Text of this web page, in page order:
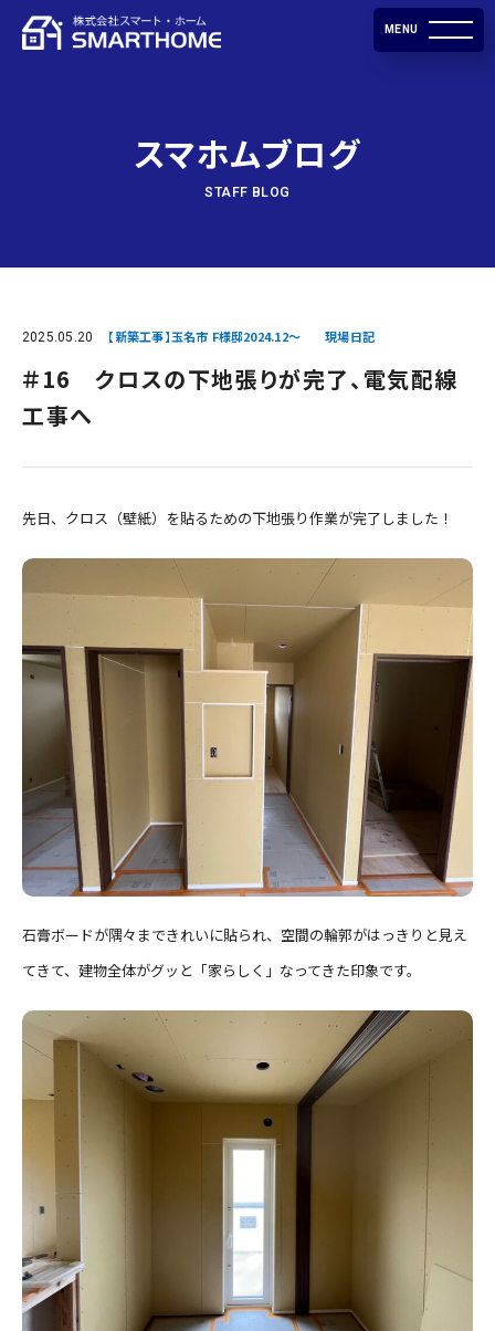
MENU
スマホムブログ
STAFF BLOG
2025.05.20 【新築工事】玉名市 F様邸2024.12～ 現場日記
＃16 クロスの下地張りが完了、電気配線
工事へ
先日、クロス（壁紙）を貼るための下地張り作業が完了しました！
石膏ボードが隅々まできれいに貼られ、空間の輪郭がはっきりと見え
てきて、建物全体がグッと「家らしく」なってきた印象です。